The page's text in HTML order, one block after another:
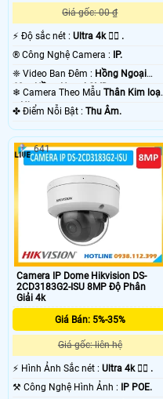
Giá gốc: 00 ₫
️⚡ Độ sắc nét : Ultra 4k 👍🏾 .
®️ Công Nghệ Camera : IP.
❈ Video Ban Đêm : Hồng Ngoại
60m Hồng Ngoại SMD.
❄ Camera Theo Mẫu Thân Kim loại
+ Nhựa.
️✤ Điểm Nỗi Bật : Thu Âm.
Camera IP Dome Hikvision DS-
2CD3183G2-ISU 8MP Độ Phân
Giải 4k
Giá Bán: 5%-35%
Giá gốc: liên hệ
️⚡ Hình Ảnh Sắc nét : Ultra 4k 👍🏾 .
⚒ Công Nghệ Hình Ảnh :
IP POE.
641